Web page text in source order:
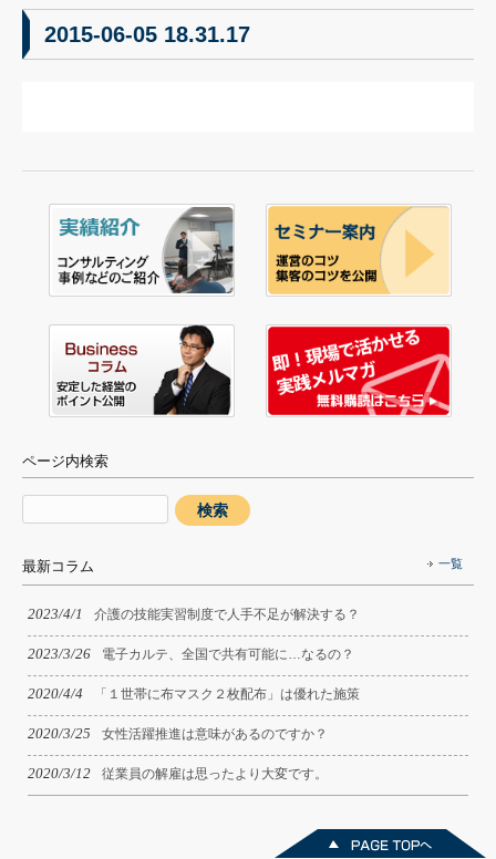
2015-06-05 18.31.17
ページ内検索
最新コラム 一覧
2023/4/1 介護の技能実習制度で人手不足が解決する？
2023/3/26 電子カルテ、全国で共有可能に…なるの？
2020/4/4 「１世帯に布マスク２枚配布」は優れた施策
2020/3/25 女性活躍推進は意味があるのですか？
2020/3/12 従業員の解雇は思ったより大変です。